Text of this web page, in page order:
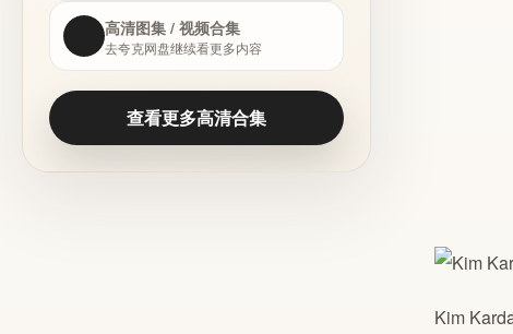
高清图集 / 视频合集
去夸克网盘继续看更多内容
查看更多高清合集
Kim